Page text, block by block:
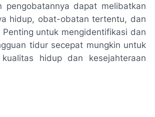
pengobatannya dapat melibatkan
hidup, obat-obatan tertentu, dan
untuk mengidentifikasi dan
tidur secepat mungkin untuk
kualitas hidup dan kesejahteraan